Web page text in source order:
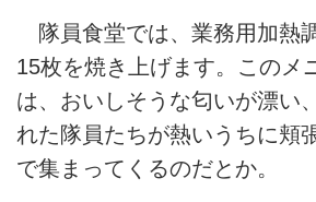
隊員食堂では、業務用加熱
15枚を焼き上げます。このメ
は、おいしそうな匂いが漂い
れた隊員たちが熱いうちに頬
で集まってくるのだとか。